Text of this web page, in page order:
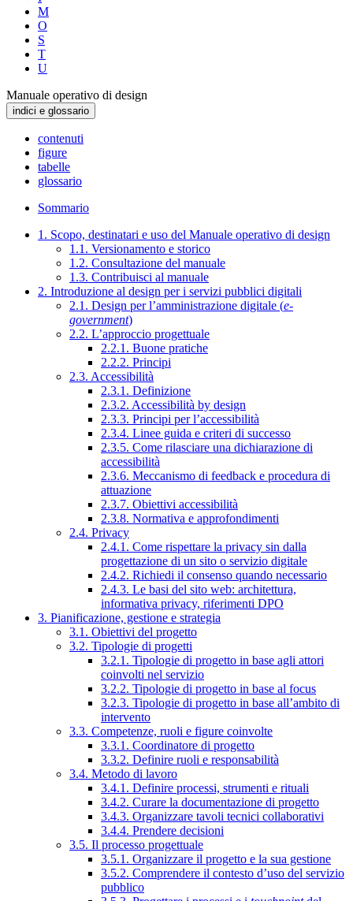
M
O
S
T
U
Manuale operativo di design
indici e glossario
contenuti
figure
tabelle
glossario
Sommario
1. Scopo, destinatari e uso del Manuale operativo di design
1.1. Versionamento e storico
1.2. Consultazione del manuale
1.3. Contribuisci al manuale
2. Introduzione al design per i servizi pubblici digitali
2.1. Design per l’amministrazione digitale (e-
government)
2.2. L’approccio progettuale
2.2.1. Buone pratiche
2.2.2. Principi
2.3. Accessibilità
2.3.1. Definizione
2.3.2. Accessibilità by design
2.3.3. Principi per l’accessibilità
2.3.4. Linee guida e criteri di successo
2.3.5. Come rilasciare una dichiarazione di
accessibilità
2.3.6. Meccanismo di feedback e procedura di
attuazione
2.3.7. Obiettivi accessibilità
2.3.8. Normativa e approfondimenti
2.4. Privacy
2.4.1. Come rispettare la privacy sin dalla
progettazione di un sito o servizio digitale
2.4.2. Richiedi il consenso quando necessario
2.4.3. Le basi del sito web: architettura,
informativa privacy, riferimenti DPO
3. Pianificazione, gestione e strategia
3.1. Obiettivi del progetto
3.2. Tipologie di progetti
3.2.1. Tipologie di progetto in base agli attori
coinvolti nel servizio
3.2.2. Tipologie di progetto in base al focus
3.2.3. Tipologie di progetto in base all’ambito di
intervento
3.3. Competenze, ruoli e figure coinvolte
3.3.1. Coordinatore di progetto
3.3.2. Definire ruoli e responsabilità
3.4. Metodo di lavoro
3.4.1. Definire processi, strumenti e rituali
3.4.2. Curare la documentazione di progetto
3.4.3. Organizzare tavoli tecnici collaborativi
3.4.4. Prendere decisioni
3.5. Il processo progettuale
3.5.1. Organizzare il progetto e la sua gestione
3.5.2. Comprendere il contesto d’uso del servizio
pubblico